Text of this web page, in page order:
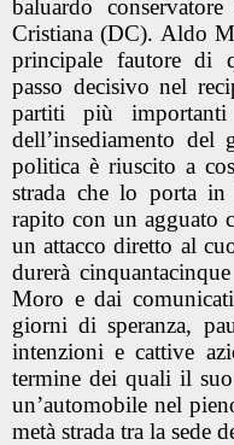
baluardo
Cristiana (DC). Aldo
principale fautore di
passo decisivo nel
partiti più
dell’insediamento
politica è riuscito a
strada che lo porta
rapito con un agguato
un attacco diretto al
durerà
Moro e dai
giorni di speranza,
intenzioni e cattive
termine dei quali il
un’automobile nel
metà strada tra la sede